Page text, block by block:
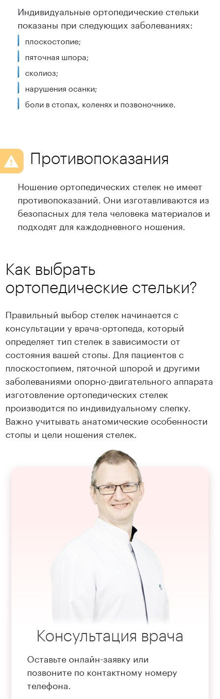
Индивидуальные ортопедические стельки
показаны при следующих заболеваниях:
плоскостопие;
пяточная шпора;
сколиоз;
нарушения осанки;
боли в стопах, коленях и позвоночнике.
Противопоказания
Ношение ортопедических стелек не имеет
противопоказаний. Они изготавливаются из
безопасных для тела человека материалов и
подходят для каждодневного ношения.
Как выбрать
ортопедические стельки?
Правильный выбор стелек начинается с
консультации у врача-ортопеда, который
определяет тип стелек в зависимости от
состояния вашей стопы. Для пациентов с
плоскостопием, пяточной шпорой и другими
заболеваниями опорно-двигательного аппарата
изготовление ортопедических стелек
производится по индивидуальному слепку.
Важно учитывать анатомические особенности
стопы и цели ношения стелек.
Консультация врача
Оставьте онлайн-заявку или
позвоните по контактному номеру
телефона.